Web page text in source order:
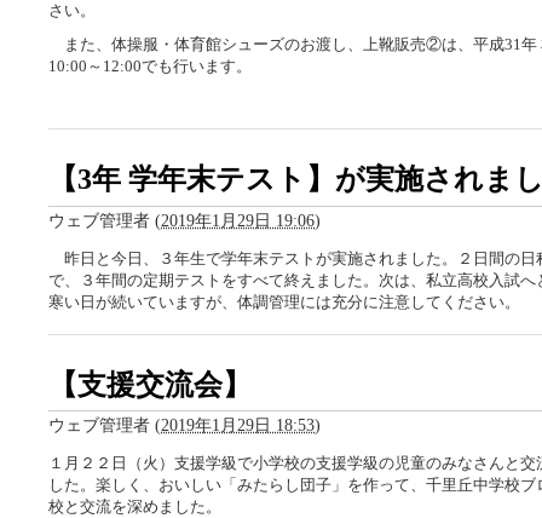
さい。
また、体操服・体育館シューズのお渡し、上靴販売②は、平成31年
10:00～12:00でも行います。
【3年 学年末テスト】が実施されま
ウェブ管理者 (2019年1月29日 19:06)
昨日と今日、３年生で学年末テストが実施されました。２日間の日
で、３年間の定期テストをすべて終えました。次は、私立高校入試へ
寒い日が続いていますが、体調管理には充分に注意してください。
【支援交流会】
ウェブ管理者 (2019年1月29日 18:53)
１月２２日（火）支援学級で小学校の支援学級の児童のみなさんと
した。楽しく、おいしい「みたらし団子」を作って、千里丘中学校
校と交流を深めました。